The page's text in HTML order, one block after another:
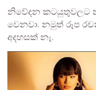
නිවේදන කටයුතුවලට
වෙනවා. නමුත් රූප
අදහසක් නෑ.